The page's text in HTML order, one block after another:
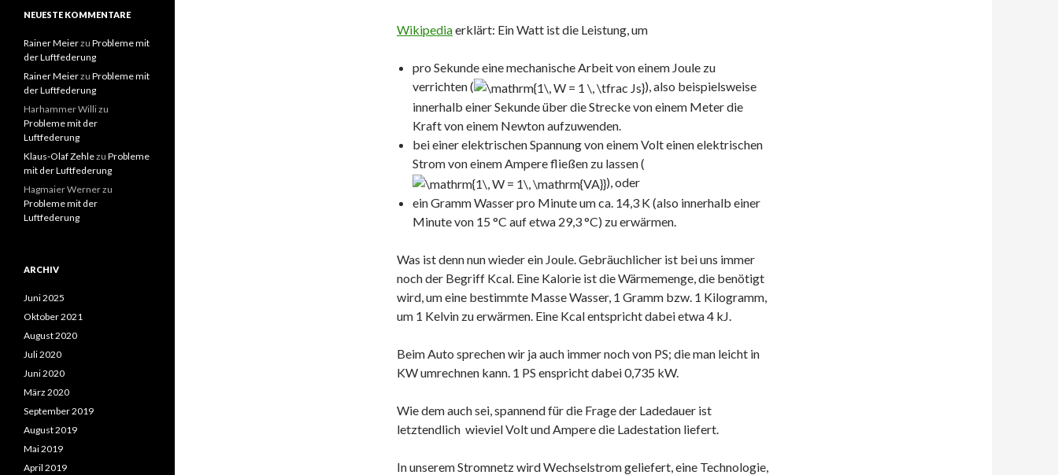
Wikipediaerklärt: Ein Watt ist die Leistung, um
pro Sekunde eine mechanische Arbeit von einem Joule zu
verrichten (
), also beispielsweise
innerhalb einer Sekunde über die Strecke von einem Meter die
Kraft von einem Newton aufzuwenden.
bei einer elektrischen Spannung von einem Volt einen elektrischen
Strom von einem Ampere fließen zu lassen (
), oder
ein Gramm Wasser pro Minute um ca. 14,3 K (also innerhalb einer
Minute von 15 °C auf etwa 29,3 °C) zu erwärmen.
Was ist denn nun wieder ein Joule. Gebräuchlicher ist bei uns immer
noch der Begriff Kcal. Eine Kalorie ist die Wärmemenge, die benötigt
wird, um eine bestimmte Masse Wasser, 1 Gramm bzw. 1 Kilogramm,
um 1 Kelvin zu erwärmen. Eine Kcal entspricht dabei etwa 4 kJ.
Beim Auto sprechen wir ja auch immer noch von PS; die man leicht in
KW umrechnen kann. 1 PS enspricht dabei 0,735 kW.
Wie dem auch sei, spannend für die Frage der Ladedauer ist
letztendlich wieviel Volt und Ampere die Ladestation liefert.
In unserem Stromnetz wird Wechselstrom geliefert, eine Technologie,
NEUESTE KOMMENTARE
Rainer Meierzu Probleme mit
der Luftfederung
Rainer Meierzu Probleme mit
der Luftfederung
Harhammer Willizu
Probleme mit der
Luftfederung
Klaus-Olaf Zehlezu Probleme
mit der Luftfederung
Hagmaier Wernerzu
Probleme mit der
Luftfederung
ARCHIV
Juni 2025
Oktober 2021
August 2020
Juli 2020
Juni 2020
März 2020
September 2019
August 2019
Mai 2019
April 2019